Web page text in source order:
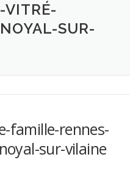
BLOG CONTACT
VITRÉ-
SUR-
famille-rennes-
sur-vilaine